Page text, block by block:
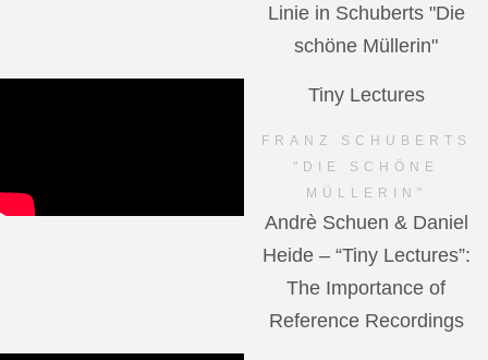
Linie in Schuberts "Die
schöne Müllerin"
Tiny Lectures
FRANZ SCHUBERTS
"DIE SCHÖNE
MÜLLERIN"
Andrè Schuen & Daniel
Heide – “Tiny Lectures”:
The Importance of
Reference Recordings